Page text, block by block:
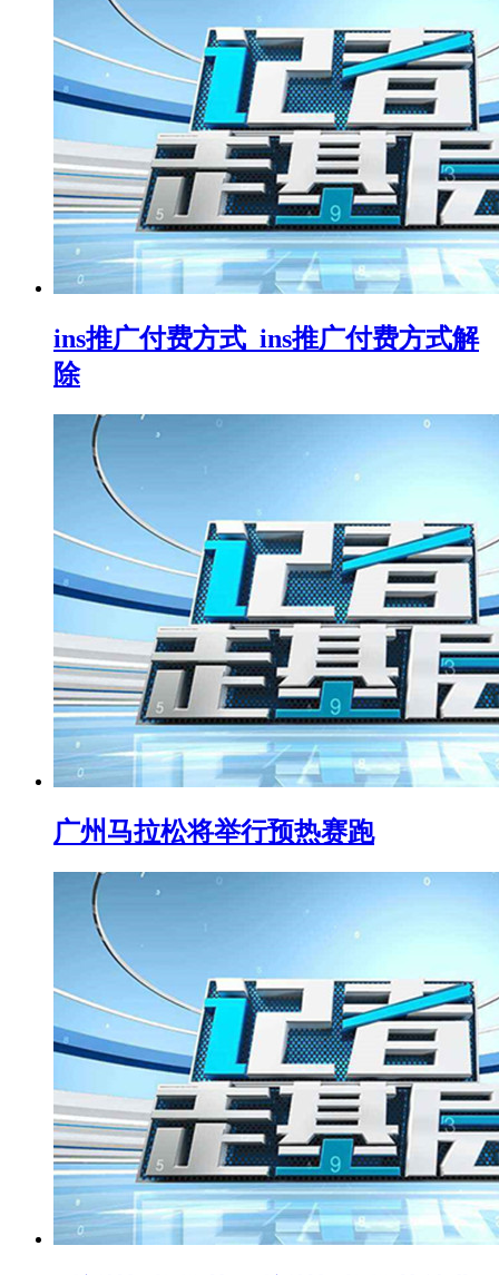
ins推广付费方式_ins推广付费方式解
除
广州马拉松将举行预热赛跑